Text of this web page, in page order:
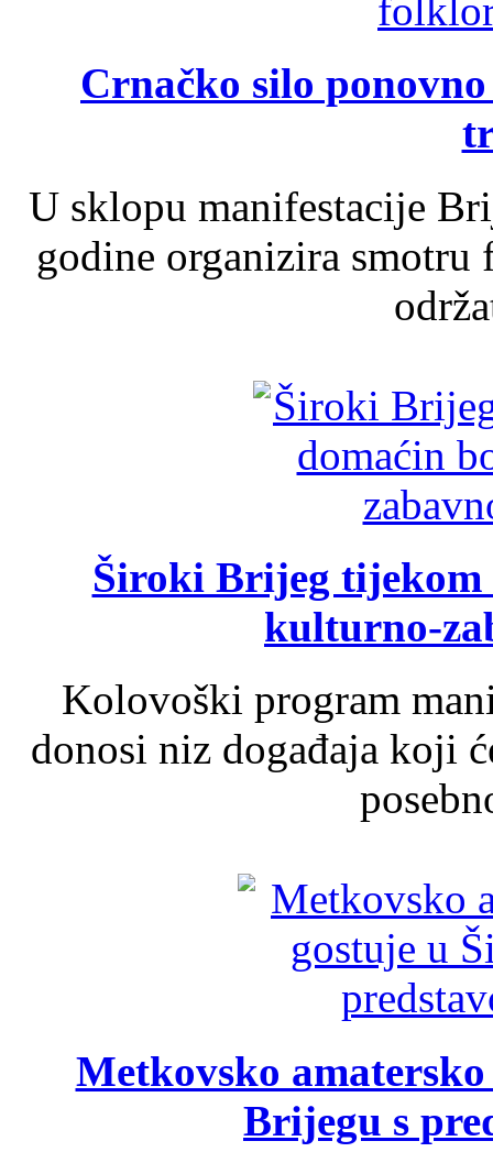
Crnačko silo
U sklopu manifestacije
godine organizira
Široki Brijeg tijekom
kulturno-
Kolovoški program
donosi niz događaja koji
Metkovsko
Brijegu s